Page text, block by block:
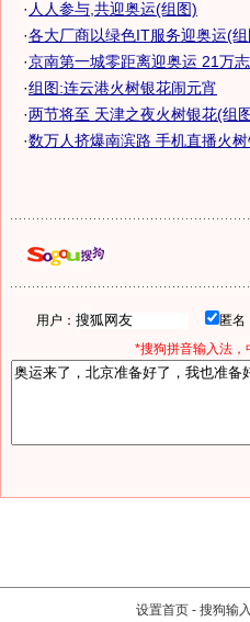
· 人人参与,共迎奥运(组图)
·各大厂商以绿色IT服务迎奥运(组
·京南第一城零距离迎奥运 21万志
·组图:连云港火树银花闹元宵
·两节将至 天津之夜火树银花(组
·数万人挤爆南滨路 手机直播火
用户： 匿
*搜狗拼音输入法，
设置首页 - 搜狗输